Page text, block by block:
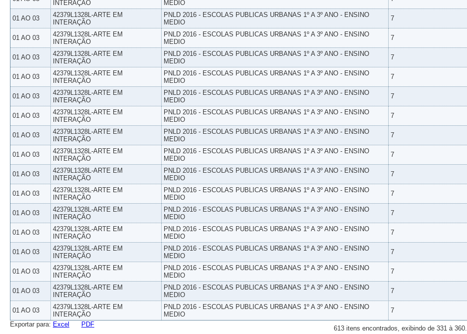
INTERAÇÃO
MEDIO
01 AO 03
42379L1328L-ARTE EM
INTERAÇÃO
PNLD 2016 - ESCOLAS PUBLICAS URBANAS 1º A 3º ANO - ENSINO
MEDIO
7
01 AO 03
42379L1328L-ARTE EM
INTERAÇÃO
PNLD 2016 - ESCOLAS PUBLICAS URBANAS 1º A 3º ANO - ENSINO
MEDIO
7
01 AO 03
42379L1328L-ARTE EM
INTERAÇÃO
PNLD 2016 - ESCOLAS PUBLICAS URBANAS 1º A 3º ANO - ENSINO
MEDIO
7
01 AO 03
42379L1328L-ARTE EM
INTERAÇÃO
PNLD 2016 - ESCOLAS PUBLICAS URBANAS 1º A 3º ANO - ENSINO
MEDIO
7
01 AO 03
42379L1328L-ARTE EM
INTERAÇÃO
PNLD 2016 - ESCOLAS PUBLICAS URBANAS 1º A 3º ANO - ENSINO
MEDIO
7
01 AO 03
42379L1328L-ARTE EM
INTERAÇÃO
PNLD 2016 - ESCOLAS PUBLICAS URBANAS 1º A 3º ANO - ENSINO
MEDIO
7
01 AO 03
42379L1328L-ARTE EM
INTERAÇÃO
PNLD 2016 - ESCOLAS PUBLICAS URBANAS 1º A 3º ANO - ENSINO
MEDIO
7
01 AO 03
42379L1328L-ARTE EM
INTERAÇÃO
PNLD 2016 - ESCOLAS PUBLICAS URBANAS 1º A 3º ANO - ENSINO
MEDIO
7
01 AO 03
42379L1328L-ARTE EM
INTERAÇÃO
PNLD 2016 - ESCOLAS PUBLICAS URBANAS 1º A 3º ANO - ENSINO
MEDIO
7
01 AO 03
42379L1328L-ARTE EM
INTERAÇÃO
PNLD 2016 - ESCOLAS PUBLICAS URBANAS 1º A 3º ANO - ENSINO
MEDIO
7
01 AO 03
42379L1328L-ARTE EM
INTERAÇÃO
PNLD 2016 - ESCOLAS PUBLICAS URBANAS 1º A 3º ANO - ENSINO
MEDIO
7
01 AO 03
42379L1328L-ARTE EM
INTERAÇÃO
PNLD 2016 - ESCOLAS PUBLICAS URBANAS 1º A 3º ANO - ENSINO
MEDIO
7
01 AO 03
42379L1328L-ARTE EM
INTERAÇÃO
PNLD 2016 - ESCOLAS PUBLICAS URBANAS 1º A 3º ANO - ENSINO
MEDIO
7
01 AO 03
42379L1328L-ARTE EM
INTERAÇÃO
PNLD 2016 - ESCOLAS PUBLICAS URBANAS 1º A 3º ANO - ENSINO
MEDIO
7
01 AO 03
42379L1328L-ARTE EM
INTERAÇÃO
PNLD 2016 - ESCOLAS PUBLICAS URBANAS 1º A 3º ANO - ENSINO
MEDIO
7
01 AO 03
42379L1328L-ARTE EM
INTERAÇÃO
PNLD 2016 - ESCOLAS PUBLICAS URBANAS 1º A 3º ANO - ENSINO
MEDIO
7
613 itens encontrados, exibindo de 331 à 360.
Exportar para: Excel PDF